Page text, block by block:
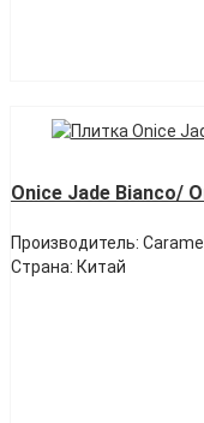
Onice Jade Bianco/
Производитель:
Страна: Китай